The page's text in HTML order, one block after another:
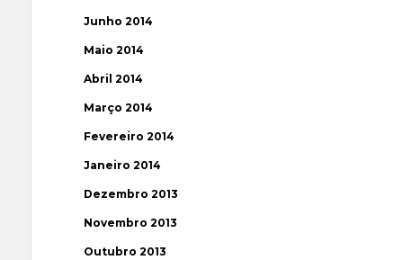
Junho 2014
Maio 2014
Abril 2014
Março 2014
Fevereiro 2014
Janeiro 2014
Dezembro 2013
Novembro 2013
Outubro 2013